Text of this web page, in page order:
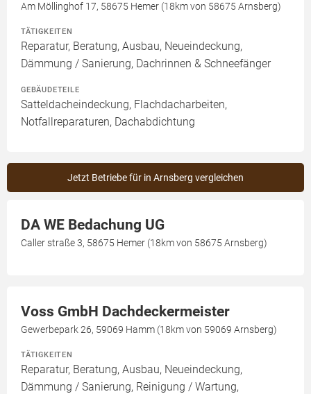
Am Möllinghof 17, 58675 Hemer (18km von 58675 Arnsberg)
TÄTIGKEITEN
Reparatur, Beratung, Ausbau, Neueindeckung,
Dämmung / Sanierung, Dachrinnen & Schneefänger
GEBÄUDETEILE
Satteldacheindeckung, Flachdacharbeiten,
Notfallreparaturen, Dachabdichtung
Jetzt Betriebe für in Arnsberg vergleichen
DA WE Bedachung UG
Caller straße 3, 58675 Hemer (18km von 58675 Arnsberg)
Voss GmbH Dachdeckermeister
Gewerbepark 26, 59069 Hamm (18km von 59069 Arnsberg)
TÄTIGKEITEN
Reparatur, Beratung, Ausbau, Neueindeckung,
Dämmung / Sanierung, Reinigung / Wartung,